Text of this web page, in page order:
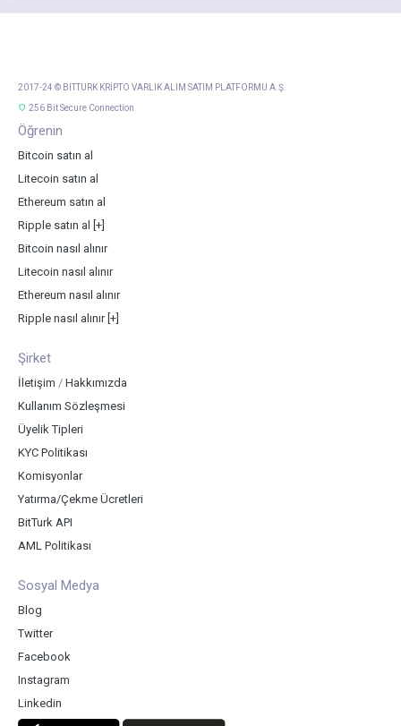
2017-24 © BITTURK KRİPTO VARLIK ALIM SATIM PLATFORMU A.Ş.
256 Bit Secure Connection
Öğrenin
Bitcoin satın al
Litecoin satın al
Ethereum satın al
Ripple satın al
[+]
Bitcoin nasıl alınır
Litecoin nasıl alınır
Ethereum nasıl alınır
Ripple nasıl alınır [+]
Şirket
İletişim / Hakkımızda
Kullanım Sözleşmesi
Üyelik Tipleri
KYC Politikası
Komisyonlar
Yatırma/Çekme Ücretleri
BitTurk API
AML Politikası
Sosyal Medya
Blog
Twitter
Facebook
Instagram
Linkedin